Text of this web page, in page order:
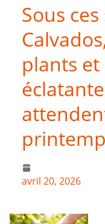
Sous
plants
avril 20, 2026